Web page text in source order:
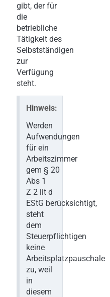
gibt, der für
die
betriebliche
Tätigkeit des
Selbstständigen
zur
Verfügung
steht.
Hinweis:
Werden
Aufwendungen
für ein
Arbeitszimmer
gem § 20
Abs 1
Z 2 lit d
EStG berücksichtigt,
steht
dem
Steuerpflichtigen
keine
Arbeitsplatzpauschale
zu, weil
in
diesem